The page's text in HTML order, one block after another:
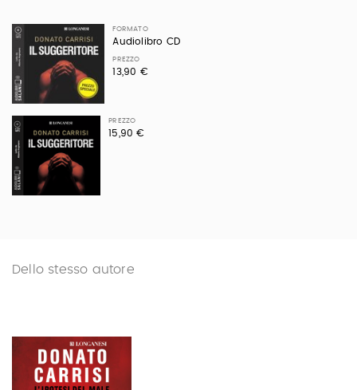
FORMATO
Audiolibro CD
PREZZO
13,90 €
PREZZO
15,90 €
Dello stesso autore